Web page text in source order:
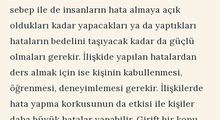
sebep ile de insanların hata almaya açık
oldukları kadar yapacakları ya da yaptıkları
hataların bedelini taşıyacak kadar da güçlü
olmaları gerekir. İlişkide yapılan hatalardan
ders almak için ise kişinin kabullenmesi,
öğrenmesi, deneyimlemesi gerekir. İlişkilerde
hata yapma korkusunun da etkisi ile kişiler